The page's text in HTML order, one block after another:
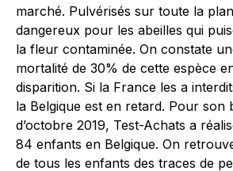
marché. Pulvérisés sur toute la
dangereux pour les abeilles qui
la fleur contaminée. On constate
mortalité de 30% de cette espèce
disparition. Si la France les a
la Belgique est en retard. Pour son
d’octobre 2019, Test-Achats a
84 enfants en Belgique. On
de tous les enfants des traces de